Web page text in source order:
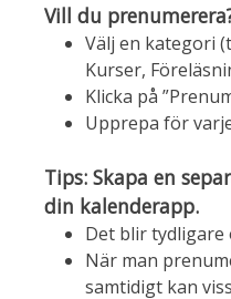
Vill du
Välj en kategori
Kurser,
Klicka på
Upprepa för
Tips: Skapa en
din kalenderapp.
Det blir tydligare
När man
samtidigt kan